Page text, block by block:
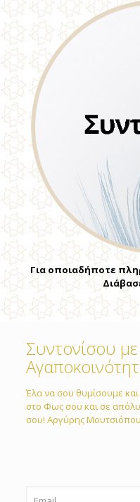
Για οποιαδήποτε
Συντονίσου
Έλα να σου θυμίσουμε και
στο Φως σου και σε
σου! Αργύρης